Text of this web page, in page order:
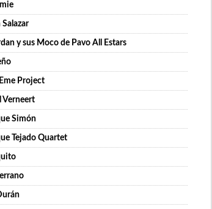
Salazar
y sus Moco de Pavo All Estars
Project
Verneert
Simón
Tejado Quartet